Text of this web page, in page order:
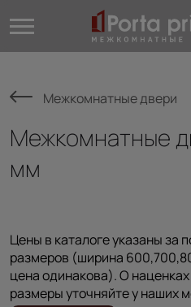
Межкомнатные двери
Межкомнатные
мм
Цены в каталоге указаны за
размеров (ширина
цена одинакова). О
размеры уточняйте у наших